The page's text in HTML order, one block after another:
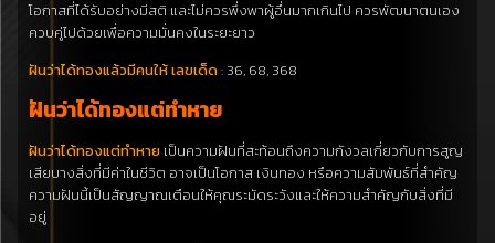
โอกาสที่ได้รับอย่างมีสติ และไม่ควรพึ่งพาผู้อื่นมากเกินไป ควรพัฒนาตนเอง
ควบคู่ไปด้วยเพื่อความมั่นคงในระยะยาว
ฝันว่าได้ทองแล้วมีคนให้ เลขเด็ด: 36, 68, 368
ฝันว่าได้ทองแต่ทำหาย
ฝันว่าได้ทองแต่ทำหาย เป็นความฝันที่สะท้อนถึงความกังวลเกี่ยวกับการสูญ
เสียบางสิ่งที่มีค่าในชีวิต อาจเป็นโอกาส เงินทอง หรือความสัมพันธ์ที่สำคัญ
ความฝันนี้เป็นสัญญาณเตือนให้คุณระมัดระวังและให้ความสำคัญกับสิ่งที่มี
อยู่